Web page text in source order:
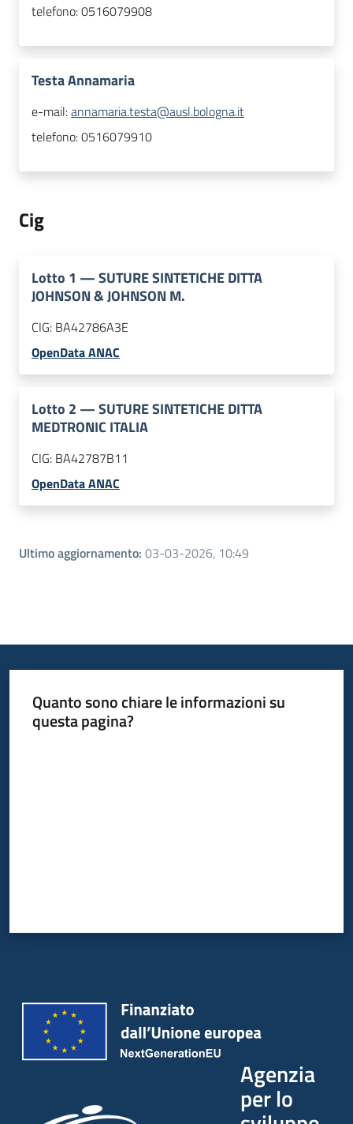
telefono:0516079908
Testa Annamaria
e-mail:annamaria.testa@ausl.bologna.it
telefono:0516079910
Cig
Lotto 1 —SUTURE SINTETICHE DITTA
JOHNSON & JOHNSON M.
CIG: BA42786A3E
OpenData ANAC
Lotto 2 —SUTURE SINTETICHE DITTA
MEDTRONIC ITALIA
CIG: BA42787B11
OpenData ANAC
Ultimo aggiornamento: 03-03-2026, 10:49
Quanto sono chiare le informazioni su
questa pagina?
Agenzia
per lo